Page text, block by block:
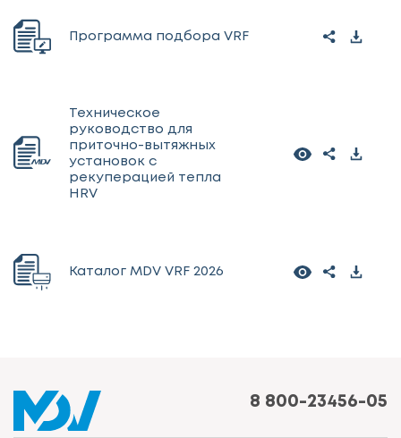
Программа подбора VRF
Техническое
руководство для
приточно-вытяжных
установок с
рекуперацией тепла
HRV
Каталог MDV VRF 2026
8 800-23456-05